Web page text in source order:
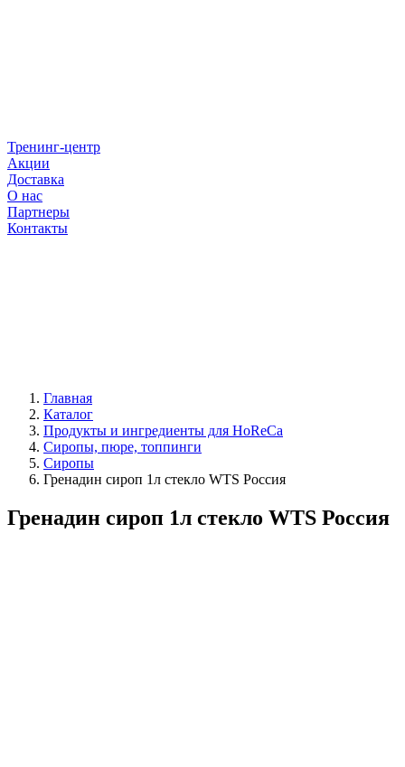
Тренинг-центр
Акции
Доставка
О нас
Партнеры
Контакты
Главная
Каталог
Продукты и ингредиенты для HoReCa
Сиропы, пюре, топпинги
Сиропы
Гренадин сироп 1л стекло WTS Россия
Гренадин сироп 1л стекло WTS Россия